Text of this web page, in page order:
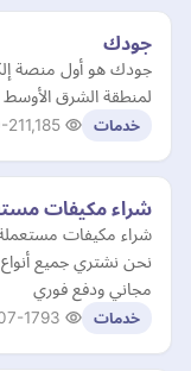
جودك
جودك هو أول منصة
لمنطقة الشرق الأوسط
خدمات 21
شراء مكيفات
شراء مكيفات
نحن نشتري جميع
مجاني ودفع فوري
خدمات 17